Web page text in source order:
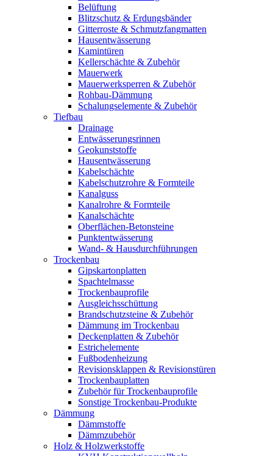
Belüftung
Blitzschutz & Erdungsbänder
Gitterroste & Schmutzfangmatten
Hausentwässerung
Kamintüren
Kellerschächte & Zubehör
Mauerwerk
Mauerwerksperren & Zubehör
Rohbau-Dämmung
Schalungselemente & Zubehör
Tiefbau
Drainage
Entwässerungsrinnen
Geokunststoffe
Hausentwässerung
Kabelschächte
Kabelschutzrohre & Formteile
Kanalguss
Kanalrohre & Formteile
Kanalschächte
Oberflächen-Betonsteine
Punktentwässerung
Wand- & Hausdurchführungen
Trockenbau
Gipskartonplatten
Spachtelmasse
Trockenbauprofile
Ausgleichsschüttung
Brandschutzsteine & Zubehör
Dämmung im Trockenbau
Deckenplatten & Zubehör
Estrichelemente
Fußbodenheizung
Revisionsklappen & Revisionstüren
Trockenbauplatten
Zubehör für Trockenbauprofile
Sonstige Trockenbau-Produkte
Dämmung
Dämmstoffe
Dämmzubehör
Holz & Holzwerkstoffe